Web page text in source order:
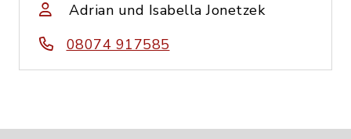
Adrian und Isabella Jonetzek
08074 917585